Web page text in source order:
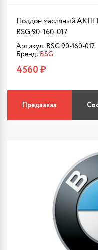
Поддон масляный
BSG 90-160-017
Артикул: BSG 90-160-017
Бренд: BSG
4560 ₽
Предзаказ